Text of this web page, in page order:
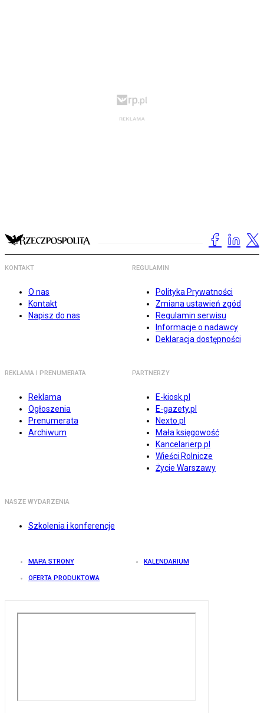
KONTAKT
O nas
Kontakt
Napisz do nas
REGULAMIN
Polityka Prywatności
Zmiana ustawień zgód
Regulamin serwisu
Informacje o nadawcy
Deklaracja dostępności
REKLAMA I PRENUMERATA
Reklama
Ogłoszenia
Prenumerata
Archiwum
PARTNERZY
E-kiosk.pl
E-gazety.pl
Nexto.pl
Mała księgowość
Kancelarierp.pl
Wieści Rolnicze
Życie Warszawy
NASZE WYDARZENIA
Szkolenia i konferencje
MAPA STRONY KALENDARIUM
OFERTA PRODUKTOWA